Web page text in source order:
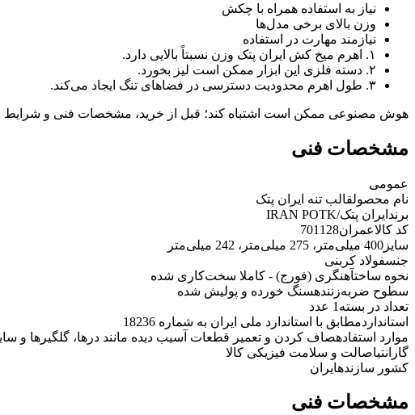
نیاز به استفاده همراه با چکش
وزن بالای برخی مدل‌ها
نیازمند مهارت در استفاده
۱. اهرم میخ کش ایران پتک وزن نسبتاً بالایی دارد.
۲. دسته فلزی این ابزار ممکن است لیز بخورد.
۳. طول اهرم محدودیت دسترسی در فضاهای تنگ ایجاد می‌کند.
هوش مصنوعی ممکن است اشتباه کند؛ قبل از خرید، مشخصات فنی و
مشخصات فنی
عمومی
نام محصولقالب تنه ایران پتک
برند ایران پتک/IRAN POTK
کد کالاعمران701128
سایز 400 میلی‌متر، 275 میلی‌متر، 242 میلی‌متر
جنسفولاد کربنی
نحوه ساختآهنگری (فورج) - کاملا سخت‌کاری شده
سطوح ضربه‌زنندهسنگ خورده و پولیش شده
تعداد در بسته 1 عدد
استانداردمطابق با استاندارد ملی ایران به شماره 18236
موارد استفادهصاف کردن و تعمیر قطعات آسیب دیده مانند درها، گلگیرها و
گارانتیاصالت و سلامت فیزیکی کالا
کشور سازندهایران
مشخصات فنی